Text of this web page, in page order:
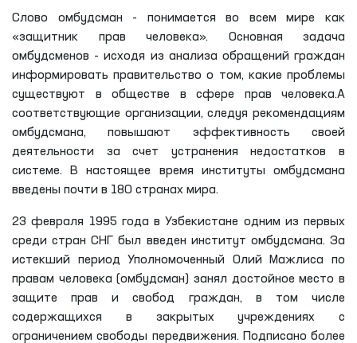
мероприятии также присутствовали члены Сената
ОлийМажлиса и депутаты Законодательной палаты,
представители Конституционного суда, Верховного
суда, Генеральной прокуратуры, Министерства
иностранных дел, Министерства внутренних дел,
Министерства юстиции, Национального центра
Республики Узбекистан по правам человека и ряда
государственных организаций, члены комиссии при
УполномоченномОлийМажлиса по правам человека
(омбудсмана), представители институтовгражданского
Слово омбудсман - понимается во всем мире как
«защитник прав человека». Основная задача
омбудсменов - исходя из анализа обращений граждан
информировать правительство о том, какие проблемы
существуют в обществе в сфере прав человека.А
соответствующие организации, следуя рекомендациям